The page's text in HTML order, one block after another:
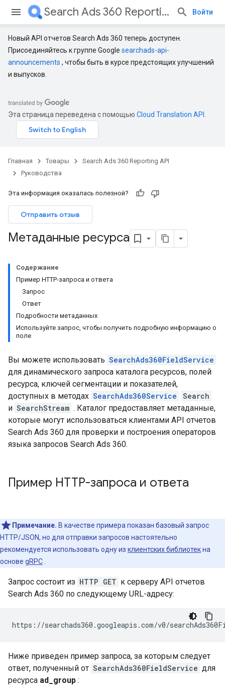
Search Ads 360 Reporting API Войти
Новый API отчетов Search Ads 360 теперь доступен.
Присоединяйтесь к группе Google searchads-api-
announcements , чтобы быть в курсе предстоящих улучшений
и выпусков.
Эта страница переведена с помощью Cloud Translation API
Главная Товары
Search Ads 360 Reporting API
Руководства
Эта информация оказалась полезной?
Отправить отзыв
Метаданные ресурса
Содержание
Пример HTTP-запроса и ответа
Запрос
Ответ
Подробности метаданных
Используйте запрос, чтобы получить подробную информацию о
поле
Вы можете использовать SearchAds360FieldService
для динамического запроса каталога ресурсов, полей
ресурса, ключей сегментации и показателей,
доступных в методах SearchAds360Service
Search
и SearchStream . Каталог предоставляет метаданные,
которые могут использоваться клиентами API отчетов
Search Ads 360 для проверки и построения операторов
языка запросов Search Ads 360.
Пример HTTP-запроса и ответа
Примечание. В качестве примера показан базовый запрос
HTTP/JSON, но для отправки запросов настоятельно
рекомендуется использовать одну из клиентских библиотекна
основе gRPC
Запрос состоит из HTTP GET к серверу API отчетов
Search Ads 360 по следующему URL-адресу:
Ниже приведен пример запроса, за которым следует
ответ, полученный от SearchAds360FieldService для
ресурса ad_group :